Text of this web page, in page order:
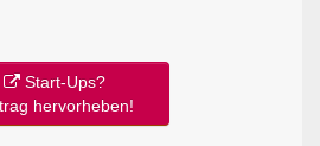
Start-Ups?
hervorheben!